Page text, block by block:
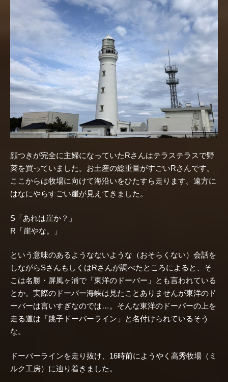
顔つきが完全に主婦になっていたRさんはテラステラスで野
菜を買っていました。お土産の総重量がすごいRさんです。
ここからは牧場に向けて海沿いをひたすら走ります。遠方に
はなにやらすごい崖が見えてきました。
S「あれは崖か？」
R「崖やな。」
という意味のあるようなないような（おそらくない）会話を
しながらSさんもしくはRさんが調べたところによると、そ
こは名勝・屏風ヶ浦で「東洋のドーバー」とも言われている
とか。実際のドーバー海峡は見たことありませんが東洋のド
ーバーは言いすぎなのでは…。そんな東洋のドーバーの上を
走る道は「銚子ドーバーライン」と名付けられているそう
な。
ドーバーラインを走り抜け、16時前にようやく高秀牧場（ミ
ルク工房）に辿り着きました。